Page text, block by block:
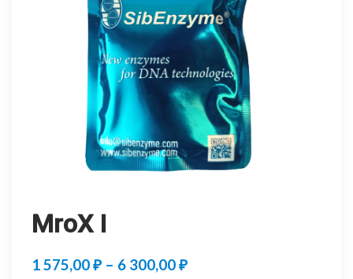
MroX I
1 575,00₽ – 6 300,00₽Диапазон